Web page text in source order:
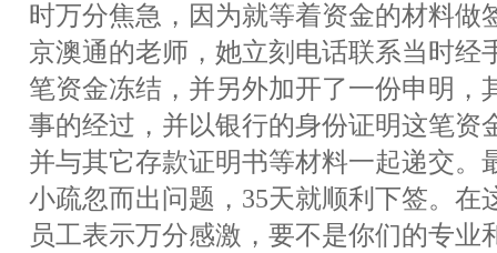
时万分焦急，因为就等着资金的材料做
京澳通的老师，她立刻电话联系当时经
笔资金冻结，并另外加开了一份申明，
事的经过，并以银行的身份证明这笔资
并与其它存款证明书等材料一起递交。
小疏忽而出问题，35天就顺利下签。在
员工表示万分感激，要不是你们的专业